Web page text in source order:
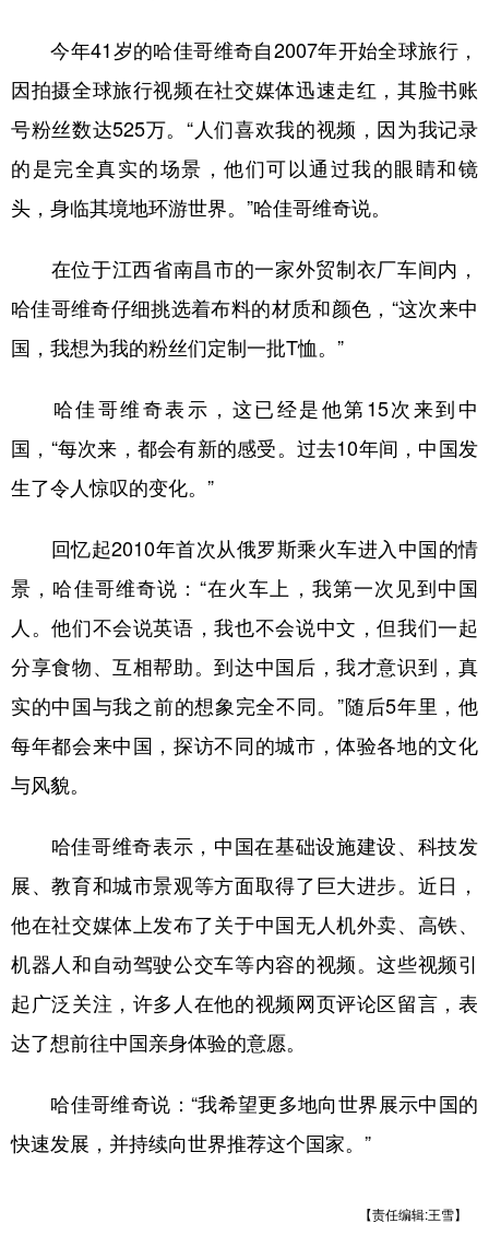
北京 天津 河北 山西
辽宁 吉林 上海 江苏
浙江 安徽 福建
山东 河南 湖北 湖南
广东 广西 海南 重庆
四川 贵州 云南
陕西 甘肃 青海 宁夏
新疆 内蒙古 黑龙江
Русский язык 日本語 한국어
Deutsch Português
今年41岁的哈佳哥维奇自2007年开始全球旅行，
因拍摄全球旅行视频在社交媒体迅速走红，其脸书账
号粉丝数达525万。“人们喜欢我的视频，因为我记录
的是完全真实的场景，他们可以通过我的眼睛和镜
头，身临其境地环游世界。”哈佳哥维奇说。
在位于江西省南昌市的一家外贸制衣厂车间内，
哈佳哥维奇仔细挑选着布料的材质和颜色，“这次来中
国，我想为我的粉丝们定制一批T恤。”
哈佳哥维奇表示，这已经是他第15次来到中
国，“每次来，都会有新的感受。过去10年间，中国发
生了令人惊叹的变化。”
回忆起2010年首次从俄罗斯乘火车进入中国的情
景，哈佳哥维奇说：“在火车上，我第一次见到中国
人。他们不会说英语，我也不会说中文，但我们一起
分享食物、互相帮助。到达中国后，我才意识到，真
实的中国与我之前的想象完全不同。”随后5年里，他
每年都会来中国，探访不同的城市，体验各地的文化
与风貌。
哈佳哥维奇表示，中国在基础设施建设、科技发
展、教育和城市景观等方面取得了巨大进步。近日，
他在社交媒体上发布了关于中国无人机外卖、高铁、
机器人和自动驾驶公交车等内容的视频。这些视频引
起广泛关注，许多人在他的视频网页评论区留言，表
达了想前往中国亲身体验的意愿。
哈佳哥维奇说：“我希望更多地向世界展示中国的
快速发展，并持续向世界推荐这个国家。”
【责任编辑:王雪】